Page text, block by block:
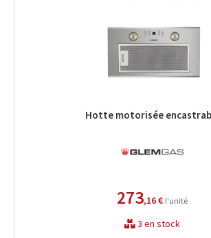
Hotte motorisée
273,16 € l'unité
3 en stock